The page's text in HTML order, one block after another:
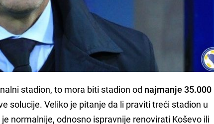
stadion, to mora biti stadion od najmanje 35.000
solucije. Veliko je pitanje da li praviti treći stadion u
normalnije, odnosno ispravnije renovirati Koševo ili